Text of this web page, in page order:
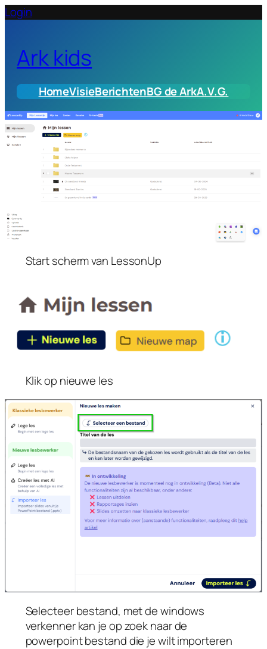
Login
Ark kids
HomeVisieBerichtenBG de ArkA.V.G.
Start scherm van LessonUp
Klik op nieuwe les
Selecteer bestand, met de windows
verkenner kan je op zoek naar de
powerpoint bestand die je wilt importeren